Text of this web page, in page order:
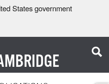
States government